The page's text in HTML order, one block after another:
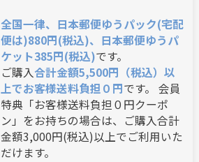
全国一律、日本郵便ゆうパック(宅配
便は)880円(税込)、日本郵便ゆうパ
ケット385円(税込)です。
ご購入合計金額5,500円（税込）以
上でお客様送料負担０円です。 会員
特典「お客様送料負担０円クーポ
ン」をお持ちの場合は、ご購入合計
金額3,000円(税込)以上でご利用いた
だけます。